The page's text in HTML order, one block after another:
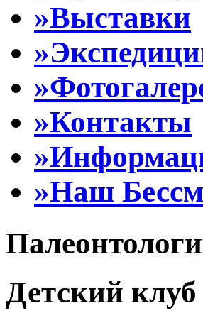
»Выставки
»Контакты
»Наш
Детский